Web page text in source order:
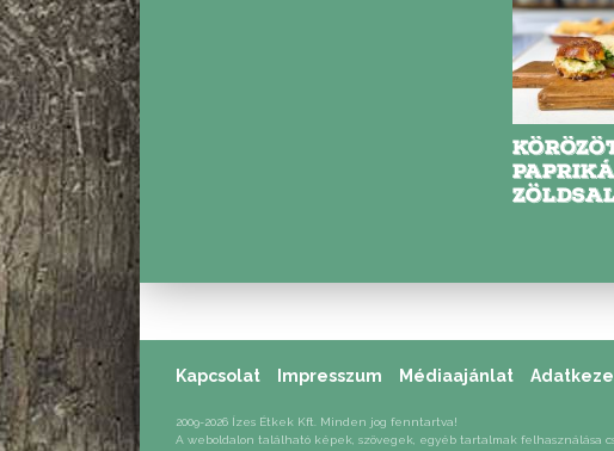
Kapcsolat Impresszum Médiaajánlat
2009-2026 Ízes Étkek Kft. Minden jog fenntartva!
A weboldalon található képek, szövegek, egyéb tartalmak felhasználása